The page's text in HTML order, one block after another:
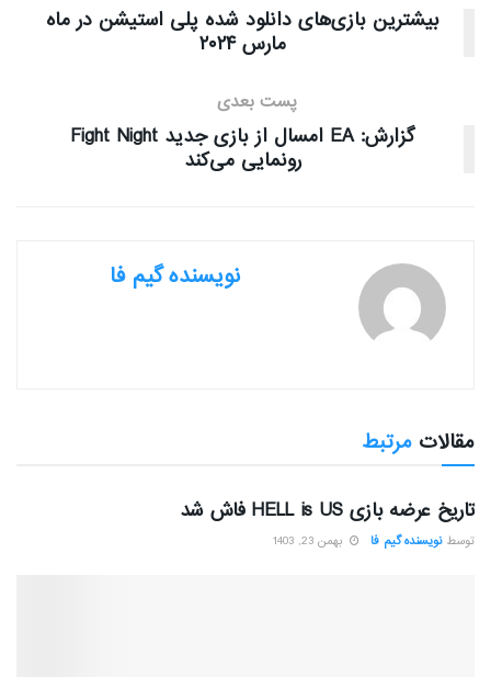
بیشترین بازی‌های دانلود شده پلی استیشن در ماه
مارس ۲۰۲۴
پست بعدی
گزارش: EA امسال از بازی جدید Fight Night
رونمایی می‌کند
نویسنده گیم فا
مقالات مرتبط
تاریخ عرضه بازی HELL is US فاش شد
توسط نویسنده گیم فا بهمن 23, 1403